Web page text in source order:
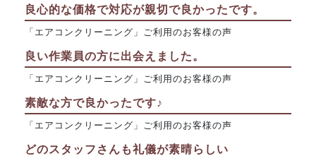
良心的な価格で対応が親切で良かったです。
「エアコンクリーニング」ご利用のお客様の声
良い作業員の方に出会えました。
「エアコンクリーニング」ご利用のお客様の声
素敵な方で良かったです♪
「エアコンクリーニング」ご利用のお客様の声
どのスタッフさんも礼儀が素晴らしい